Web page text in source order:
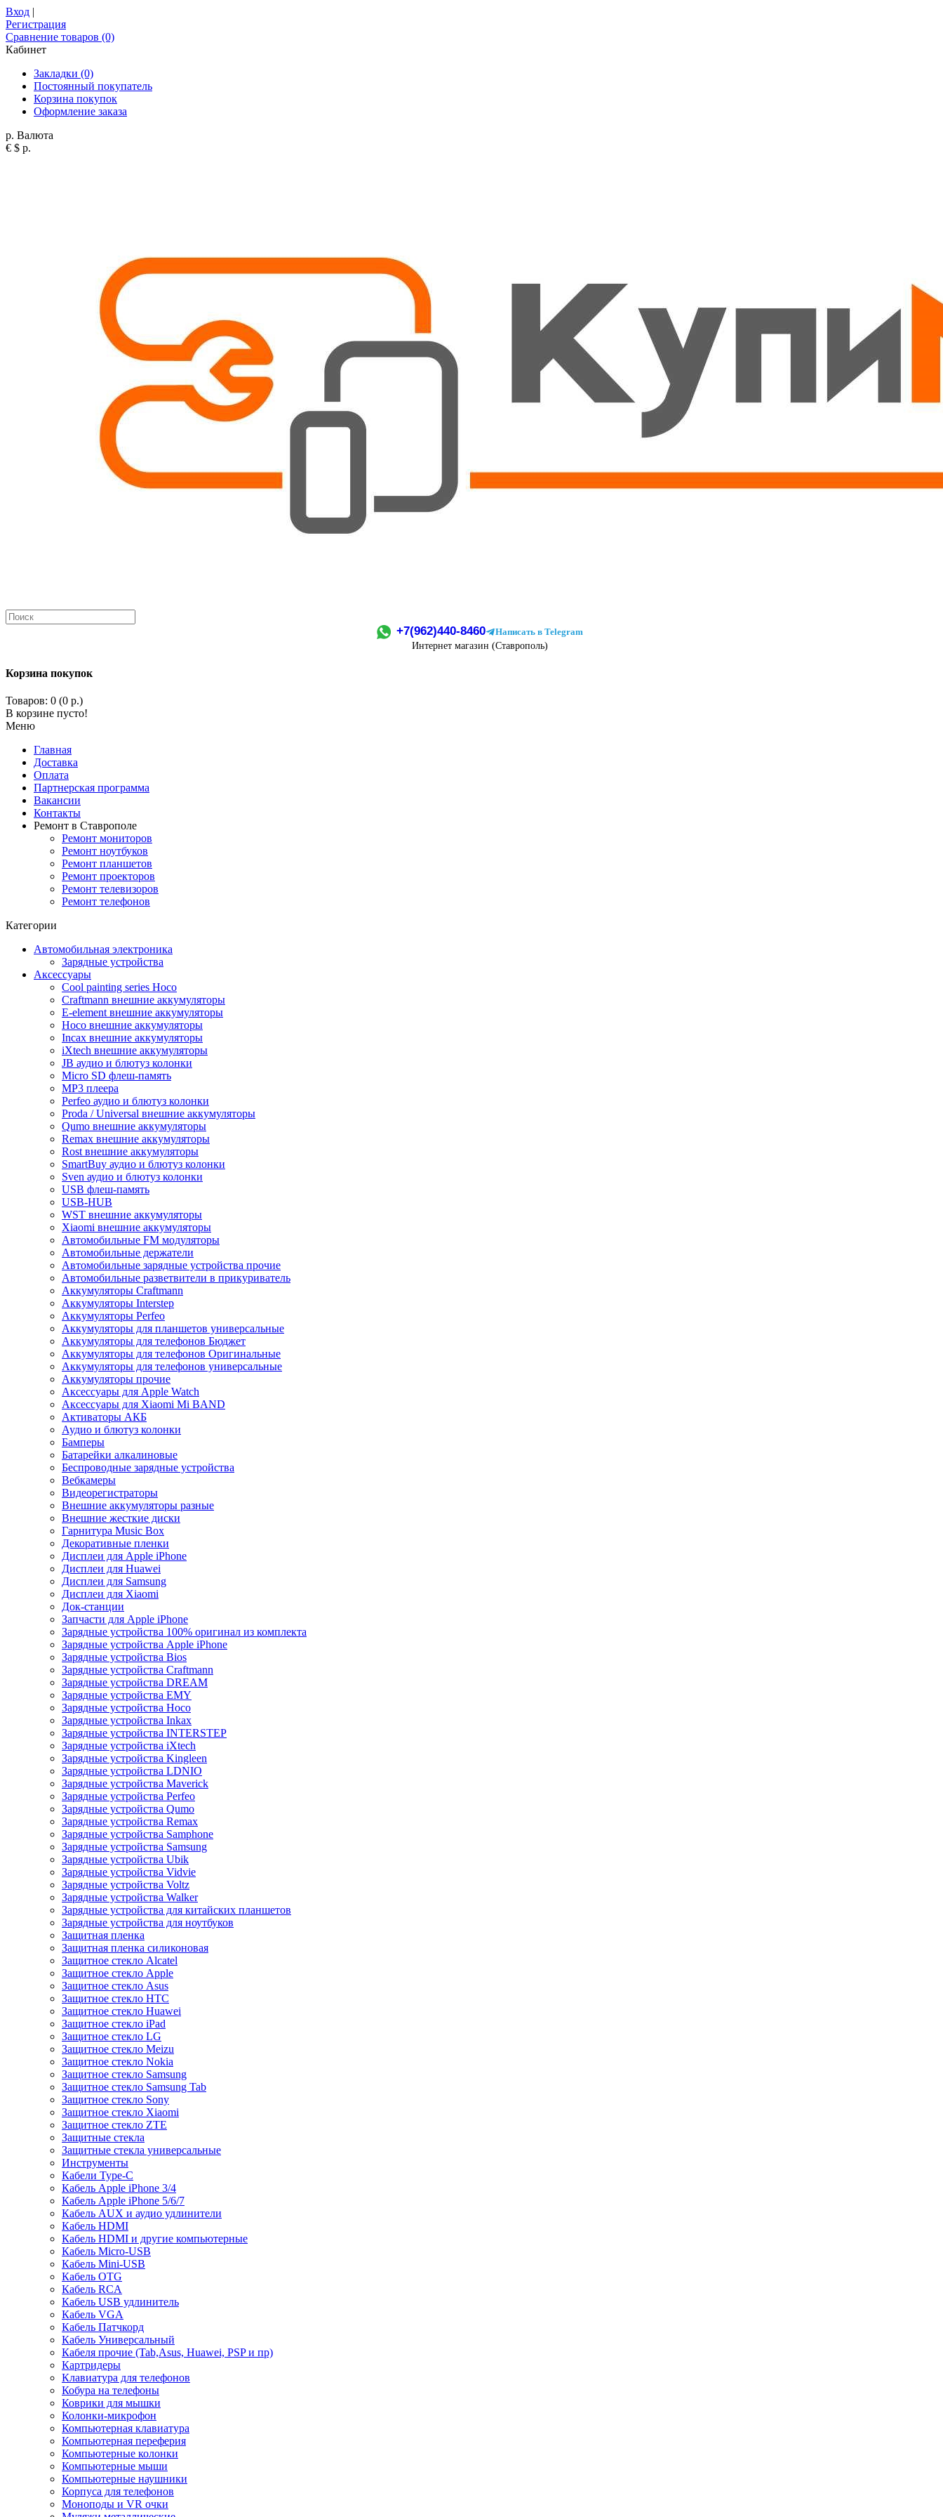
Вход |
Регистрация
Сравнение товаров (0)
Кабинет
Закладки (0)
Постоянный покупатель
Корзина покупок
Оформление заказа
р. Валюта
€ $ р.
+7(962)440-8460
Написать в Telegram
Интернет магазин (Ставрополь)
Корзина покупок
Товаров: 0 (0 р.)
В корзине пусто!
Меню
Главная
Доставка
Оплата
Партнерская программа
Вакансии
Контакты
Ремонт в Ставрополе
Ремонт мониторов
Ремонт ноутбуков
Ремонт планшетов
Ремонт проекторов
Ремонт телевизоров
Ремонт телефонов
Категории
Автомобильная электроника
Зарядные устройства
Аксессуары
Cool painting series Hoco
Craftmann внешние аккумуляторы
E-element внешние аккумуляторы
Hoco внешние аккумуляторы
Incax внешние аккумуляторы
iXtech внешние аккумуляторы
JB аудио и блютуз колонки
Micro SD флеш-память
MP3 плеера
Perfeo аудио и блютуз колонки
Proda / Universal внешние аккумуляторы
Qumo внешние аккумуляторы
Remax внешние аккумуляторы
Rost внешние аккумуляторы
SmartBuy аудио и блютуз колонки
Sven аудио и блютуз колонки
USB флеш-память
USB-HUB
WST внешние аккумуляторы
Xiaomi внешние аккумуляторы
Автомобильные FM модуляторы
Автомобильные держатели
Автомобильные зарядные устройства прочие
Автомобильные разветвители в прикуриватель
Аккумуляторы Craftmann
Аккумуляторы Interstep
Аккумуляторы Perfeo
Аккумуляторы для планшетов универсальные
Аккумуляторы для телефонов Бюджет
Аккумуляторы для телефонов Оригинальные
Аккумуляторы для телефонов универсальные
Аккумуляторы прочие
Аксессуары для Apple Watch
Аксессуары для Xiaomi Mi BAND
Активаторы АКБ
Аудио и блютуз колонки
Бамперы
Батарейки алкалиновые
Беспроводные зарядные устройства
Вебкамеры
Видеорегистраторы
Внешние аккумуляторы разные
Внешние жесткие диски
Гарнитура Music Box
Декоративные пленки
Дисплеи для Apple iPhone
Дисплеи для Huawei
Дисплеи для Samsung
Дисплеи для Xiaomi
Док-станции
Запчасти для Apple iPhone
Зарядные устройства 100% оригинал из комплекта
Зарядные устройства Apple iPhone
Зарядные устройства Bios
Зарядные устройства Craftmann
Зарядные устройства DREAM
Зарядные устройства EMY
Зарядные устройства Hoco
Зарядные устройства Inkax
Зарядные устройства INTERSTEP
Зарядные устройства iXtech
Зарядные устройства Kingleen
Зарядные устройства LDNIO
Зарядные устройства Maverick
Зарядные устройства Perfeo
Зарядные устройства Qumo
Зарядные устройства Remax
Зарядные устройства Samphone
Зарядные устройства Samsung
Зарядные устройства Ubik
Зарядные устройства Vidvie
Зарядные устройства Voltz
Зарядные устройства Walker
Зарядные устройства для китайских планшетов
Зарядные устройства для ноутбуков
Защитная пленка
Защитная пленка силиконовая
Защитное стекло Alcatel
Защитное стекло Apple
Защитное стекло Asus
Защитное стекло HTC
Защитное стекло Huawei
Защитное стекло iPad
Защитное стекло LG
Защитное стекло Meizu
Защитное стекло Nokia
Защитное стекло Samsung
Защитное стекло Samsung Tab
Защитное стекло Sony
Защитное стекло Xiaomi
Защитное стекло ZTE
Защитные стекла
Защитные стекла универсальные
Инструменты
Кабели Type-C
Кабель Apple iPhone 3/4
Кабель Apple iPhone 5/6/7
Кабель AUX и аудио удлинители
Кабель HDMI
Кабель HDMI и другие компьютерные
Кабель Micro-USB
Кабель Mini-USB
Кабель OTG
Кабель RCA
Кабель USB удлинитель
Кабель VGA
Кабель Патчкорд
Кабель Универсальный
Кабеля прочие (Tab,Asus, Huawei, PSP и пр)
Картридеры
Клавиатура для телефонов
Кобура на телефоны
Коврики для мышки
Колонки-микрофон
Компьютерная клавиатура
Компьютерная переферия
Компьютерные колонки
Компьютерные мыши
Компьютерные наушники
Корпуса для телефонов
Моноподы и VR очки